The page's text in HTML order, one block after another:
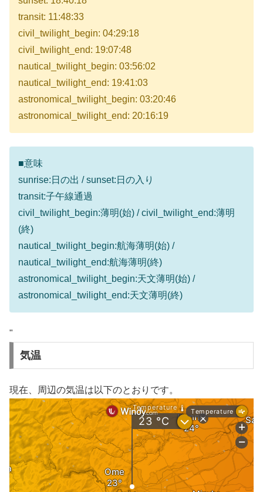
transit: 11:48:33
civil_twilight_begin: 04:29:18
civil_twilight_end: 19:07:48
nautical_twilight_begin: 03:56:02
nautical_twilight_end: 19:41:03
astronomical_twilight_begin: 03:20:46
astronomical_twilight_end: 20:16:19
■意味
sunrise:日の出 / sunset:日の入り
transit:子午線通過
civil_twilight_begin:薄明(始) / civil_twilight_end:薄明
(終)
nautical_twilight_begin:航海薄明(始) /
nautical_twilight_end:航海薄明(終)
astronomical_twilight_begin:天文薄明(始) /
astronomical_twilight_end:天文薄明(終)
"
気温
現在、周辺の気温は以下のとおりです。